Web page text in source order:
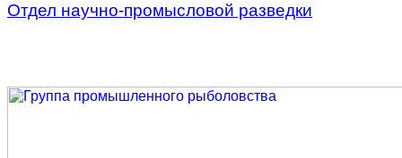
Отдел научно-промысловой разведки